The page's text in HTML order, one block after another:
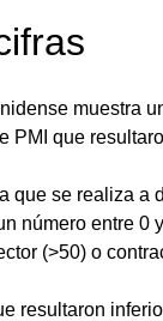
muestra
PMI que
que se realiza a
número entre
(>50) o
resultaron